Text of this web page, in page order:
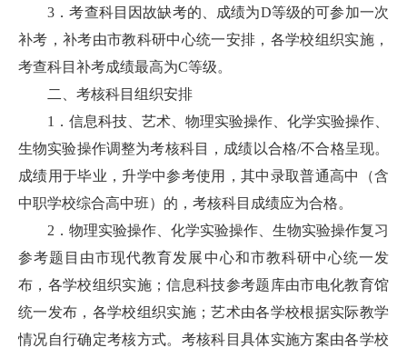
3．考查科目因故缺考的、成绩为D等级的可参加一次
补考，补考由市教科研中心统一安排，各学校组织实施，
考查科目补考成绩最高为C等级。
二、考核科目组织安排
1．信息科技、艺术、物理实验操作、化学实验操作、
生物实验操作调整为考核科目，成绩以合格/不合格呈现。
成绩用于毕业，升学中参考使用，其中录取普通高中（含
中职学校综合高中班）的，考核科目成绩应为合格。
2．物理实验操作、化学实验操作、生物实验操作复习
参考题目由市现代教育发展中心和市教科研中心统一发
布，各学校组织实施；信息科技参考题库由市电化教育馆
统一发布，各学校组织实施；艺术由各学校根据实际教学
情况自行确定考核方式。考核科目具体实施方案由各学校